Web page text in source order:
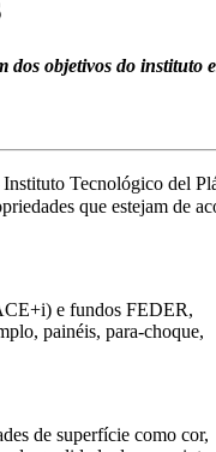
dos objetivos do instituto
Instituto Tecnológico del
que estejam de
e fundos FEDER,
painéis, para-choque,
de superfície como cor,